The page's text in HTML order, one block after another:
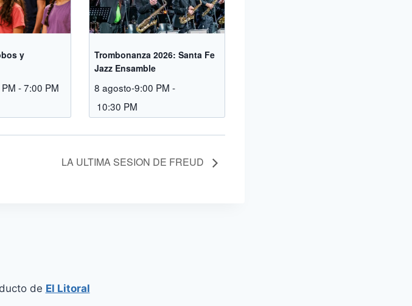
y
-7:00 PM
Trombonanza 2026: Santa Fe
Jazz Ensamble
8 agosto-9:00 PM -
10:30 PM
LA ULTIMA SESION DE FREUD
de El Litoral